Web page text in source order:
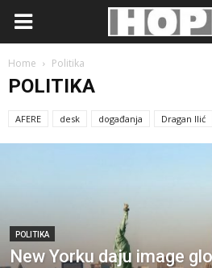
Home Politika
POLITIKA
AFERE desk događanja Dragan Ilić
POLITIKA
New Yorku daju image